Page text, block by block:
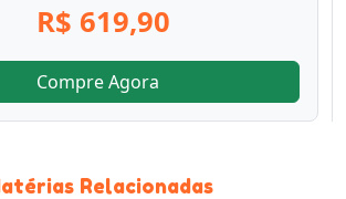
R$ 619,90
Compre Agora
Relacionadas